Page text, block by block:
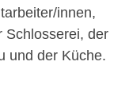
innen,
Schlosserei, der
und der Küche.